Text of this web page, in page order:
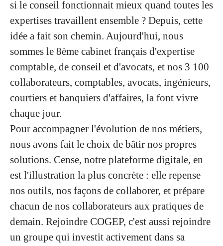
si le conseil fonctionnait mieux quand toutes les
expertises travaillent ensemble ? Depuis, cette
idée a fait son chemin. Aujourd'hui, nous
sommes le 8ème cabinet français d'expertise
comptable, de conseil et d'avocats, et nos 3 100
collaborateurs, comptables, avocats, ingénieurs,
courtiers et banquiers d'affaires, la font vivre
chaque jour.
Pour accompagner l'évolution de nos métiers,
nous avons fait le choix de bâtir nos propres
solutions. Cense, notre plateforme digitale, en
est l'illustration la plus concrète : elle repense
nos outils, nos façons de collaborer, et prépare
chacun de nos collaborateurs aux pratiques de
demain. Rejoindre COGEP, c'est aussi rejoindre
un groupe qui investit activement dans sa